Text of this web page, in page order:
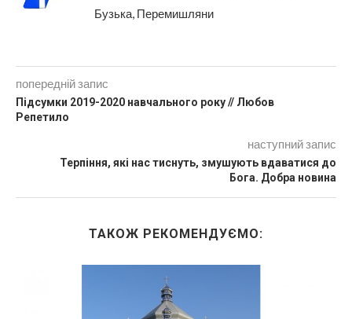
Бузька, Перемишляни
попередній запис
Підсумки 2019-2020 навчального року // Любов
Репетило
наступний запис
Терпіння, які нас тиснуть, змушують вдаватися до
Бога. Добра новина
ТАКОЖ РЕКОМЕНДУЄМО: